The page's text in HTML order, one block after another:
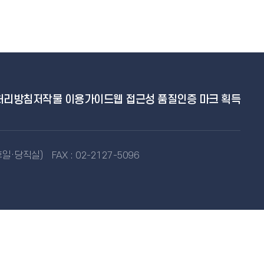
리방침저작물 이용가이드웹 접근성 품질인증 마크 획득
·당직실) FAX : 02-2127-5096